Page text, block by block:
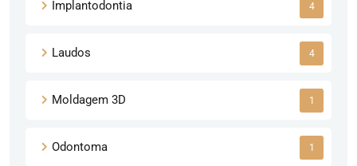
Implantodontia 4
Laudos 4
Moldagem 3D 1
Odontoma 1